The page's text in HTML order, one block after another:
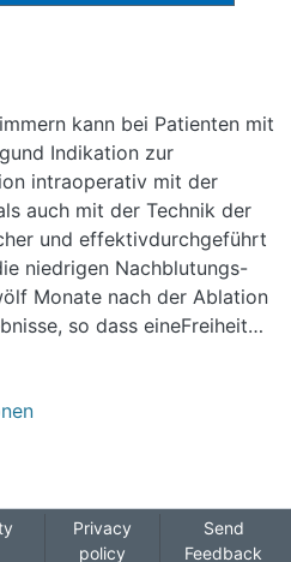
kann bei Patienten mit
Indikation zur
intraoperativ mit der
auch mit der Technik der
und effektivdurchgeführt
niedrigen Nachblutungs-
Monate nach der Ablation
so dass eineFreiheit
sechs als auch zwölf
nicht geeignet, die
aufzuzeigen,während
ein klares Bild von der
diagnostische Instrument
weitere medikamentöse
Privacy
policy
Send
Feedback